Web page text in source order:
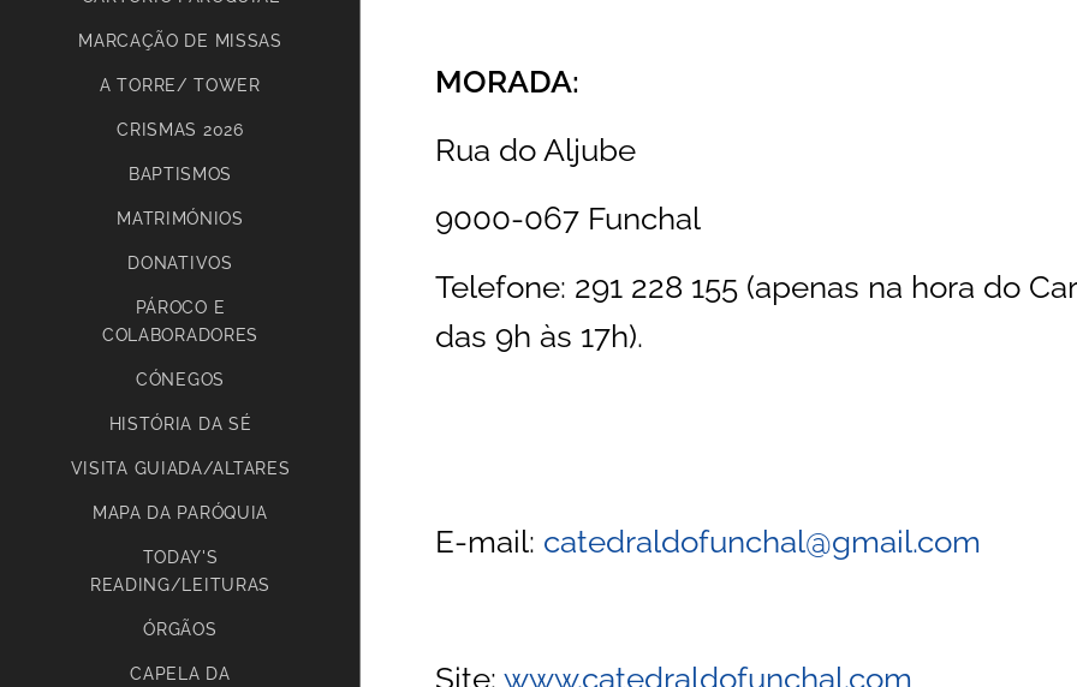
MARCAÇÃO DE MISSAS
A TORRE/ TOWER
CRISMAS 2026
BAPTISMOS
MATRIMÓNIOS
DONATIVOS
PÁROCO E
COLABORADORES
CÓNEGOS
HISTÓRIA DA SÉ
VISITA GUIADA/ALTARES
MAPA DA PARÓQUIA
TODAY'S
READING/LEITURAS
ÓRGÃOS
CAPELA DA
MORADA:
Rua do Aljube
9000-067 Funchal
Telefone: 291 228 155 (apenas na hora do
das 9h às 17h).
E-mail: catedraldofunchal@gmail.com
Site: www.catedraldofunchal.com